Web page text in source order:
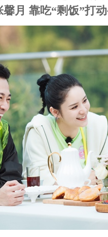
月 靠吃“剩饭”打